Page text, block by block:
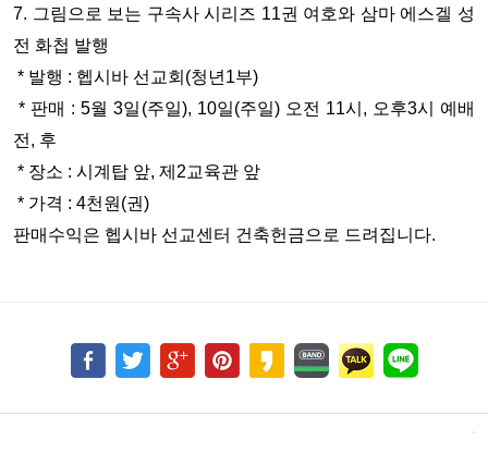
7. 그림으로 보는 구속사 시리즈 11권 여호와 삼마 에스겔 성
전 화첩 발행
* 발행 : 헵시바 선교회(청년1부)
* 판매 : 5월 3일(주일), 10일(주일) 오전 11시, 오후3시 예배
전, 후
* 장소 : 시계탑 앞, 제2교육관 앞
* 가격 : 4천원(권)
판매수익은 헵시바 선교센터 건축헌금으로 드려집니다.